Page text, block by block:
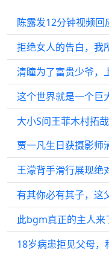
清瞳为了富贵少爷，
这个世界就是一个巨
大小S问王菲木村拓
贾一凡生日获摄影师
王濛背手滑行展现绝
有其你必有其子，这
此bgm真正的主人来
18岁病患拒见父母，